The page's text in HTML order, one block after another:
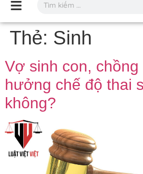
Thẻ: Sinh
Vợ sinh con,
hưởng chế độ thai
không?